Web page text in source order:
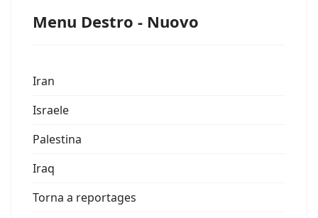
Menu Destro - Nuovo
Iran
Israele
Palestina
Iraq
Torna a reportages